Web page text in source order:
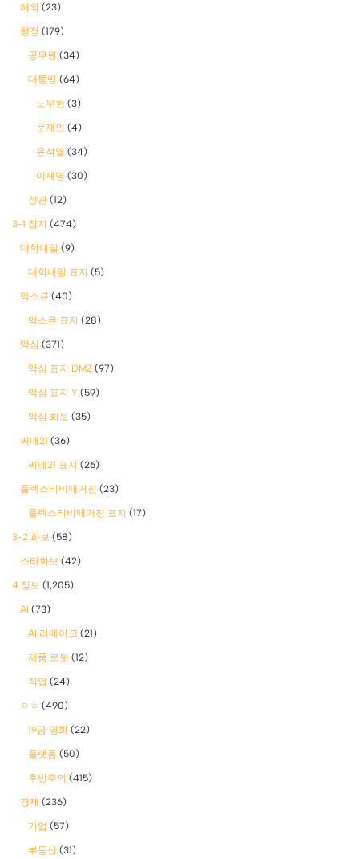
해외 (23)
행정 (179)
공무원 (34)
대통령 (64)
노무현 (3)
문재인 (4)
윤석열 (34)
이재명 (30)
장관 (12)
3-1 잡지 (474)
대학내일 (9)
대학내일 표지 (5)
맥스큐 (40)
맥스큐 표지 (28)
맥심 (371)
맥심 표지 DMZ (97)
맥심 표지 Y (59)
맥심 화보 (35)
씨네21 (36)
씨네21 표지 (26)
플렉스티비매거진 (23)
플렉스티비매거진 표지 (17)
3-2 화보 (58)
스타화보 (42)
4 정보 (1,205)
AI (73)
AI 리메이크 (21)
제품 로봇 (12)
직업 (24)
ㅇㅎ (490)
19금 영화 (22)
플랫폼 (50)
후방주의 (415)
경제 (236)
기업 (57)
부동산 (31)